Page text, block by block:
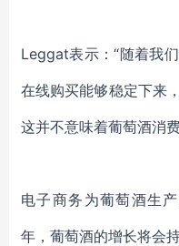
Leggat表示：“随着我们
在线购买能够稳定下来
这并不意味着葡萄酒消
电子商务为葡萄酒生
年，葡萄酒的增长将会持